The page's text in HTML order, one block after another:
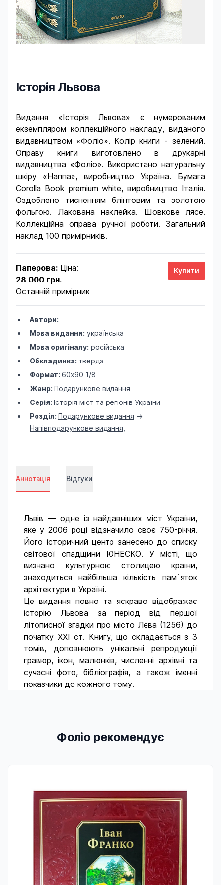
Історія Львова
Видання «Історія Львова» є нумерованим
екземпляром коллекційного накладу, виданого
видавництвом «Фоліо». Колір книги - зелений.
Оправу книги виготовлено в друкарні
видавництва «Фоліо». Використано натуральну
шкіру «Наппа», виробництво Україна. Бумага
Corolla Book premium white, виробництво Італія.
Оздоблено тисненням блінтовим та золотою
фольгою. Лакована наклейка. Шовкове лясе.
Коллекційна оправа ручної роботи. Загальний
наклад 100 примірників.
Паперова: Ціна:
28 000 грн.
Останній примірник
Автори:
Мова видання: українська
Мова оригіналу: російська
Обкладинка: тверда
Формат: 60х90 1/8
Жанр: Подарункове видання
Серія: Історія міст та регіонів України
Розділ: Подарункове видання ->
Напівподарункове видання
Аннотація Відгуки
Львів — одне із найдавніших міст України,
яке у 2006 році відзначило своє 750-річчя.
Його історичний центр занесено до списку
світової спадщини ЮНЕСКО. У місті, що
визнано культурною столицею країни,
знаходиться найбільша кількість пам`яток
архітектури в Україні.
Це видання повно та яскраво відображає
історію Львова за період від першої
літописної згадки про місто Лева (1256) до
початку XXI ст. Книгу, що складається з 3
томів, доповнюють унікальні репродукції
гравюр, ікон, малюнків, численні архівні та
сучасні фото, бібліографія, а також іменні
показчики до кожного тому.
Фоліо рекомендує